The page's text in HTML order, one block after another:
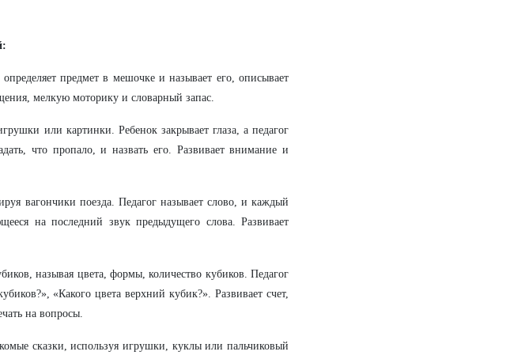
предмет в мешочке и называет его, описывает
мелкую моторику и словарный запас.
или картинки. Ребенок закрывает глаза, а педагог
что пропало, и назвать его. Развивает внимание и
вагончики поезда. Педагог называет слово, и каждый
на последний звук предыдущего слова. Развивает
называя цвета, формы, количество кубиков. Педагог
«Какого цвета верхний кубик?». Развивает счет,
на вопросы.
сказки, используя игрушки, куклы или пальчиковый